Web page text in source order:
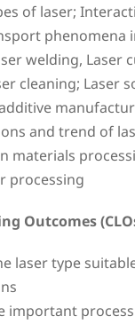
of laser;
phenomena
welding, Laser
cleaning; Laser
and trend of
materials
processing
Outcomes
laser type
important